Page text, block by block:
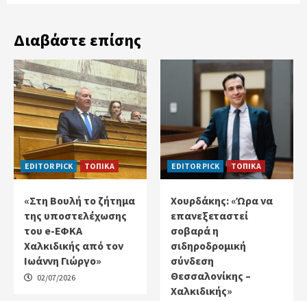
Διαβάστε επίσης
EDITOR PICK ΤΟΠΙΚΑ
«Στη Βουλή το ζήτημα
της υποστελέχωσης
του e-ΕΦΚΑ
Χαλκιδικής από τον
Ιωάννη Γιώργο»
02/07/2026
EDITOR PICK ΤΟΠΙΚΑ
Χουρδάκης: «Ώρα να
επανεξεταστεί
σοβαρά η
σιδηροδρομική
σύνδεση
Θεσσαλονίκης –
Χαλκιδικής»